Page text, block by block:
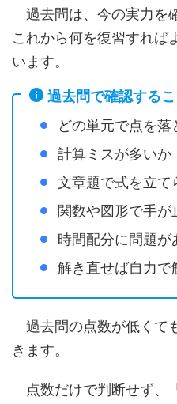
過去問は、今の実力を
これから何を復習すれば
います。
過去問で確認するこ
どの単元で点を
計算ミスが多いか
文章題で式を立て
関数や図形で手が
時間配分に問題が
解き直せば自力で
過去問の点数が低くて
きます。
点数だけで判断せず、